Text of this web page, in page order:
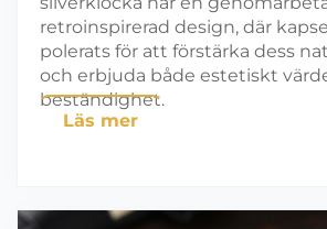
retroinspirerad design, där
polerats för att förstärka dess
och erbjuda både estetiskt
beständighet.
Läs mer